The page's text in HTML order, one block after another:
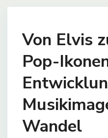
Von Elvis
Pop-
Wandel